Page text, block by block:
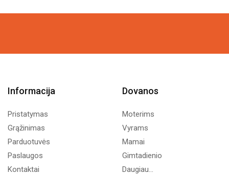
Informacija
Pristatymas
Grąžinimas
Parduotuvės
Paslaugos
Kontaktai
Dovanos
Moterims
Vyrams
Mamai
Gimtadienio
Daugiau...